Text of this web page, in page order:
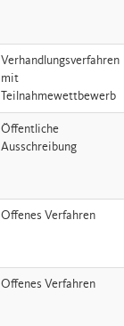
Verhandlungsverfahren
mit
Teilnahmewettbewerb
Öffentliche
Ausschreibung
Offenes Verfahren
Offenes Verfahren